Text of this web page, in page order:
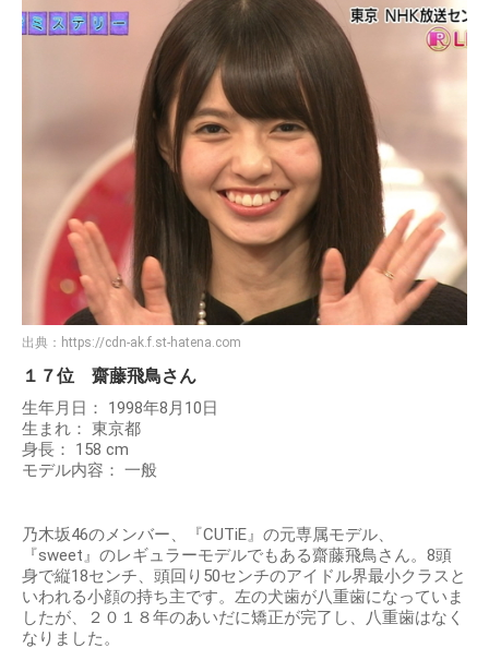
出典： https://cdn-ak.f.st-hatena.com
１７位 齋藤飛鳥さん
生年月日： 1998年8月10日
生まれ： 東京都
身長： 158 cm
モデル内容： 一般
乃木坂46のメンバー、『CUTiE』の元専属モデル、
『sweet』のレギュラーモデルでもある齋藤飛鳥さん。8頭
身で縦18センチ、頭回り50センチのアイドル界最小クラスと
いわれる小顔の持ち主です。左の犬歯が八重歯になっていま
したが、２０１８年のあいだに矯正が完了し、八重歯はなく
なりました。